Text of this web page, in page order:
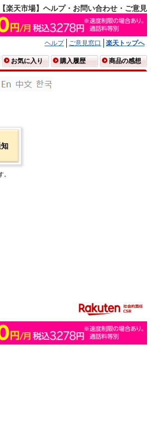
【楽天市場】ヘルプ・お問い合わせ・ご意見
ヘルプ ご意見窓口
楽天トップへ
お気に入り 購入履歴 商品の感想
。